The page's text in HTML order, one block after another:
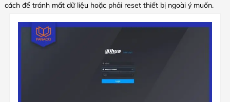
cách để tránh mất dữ liệu hoặc phải reset thiết bị ngoài ý muốn.